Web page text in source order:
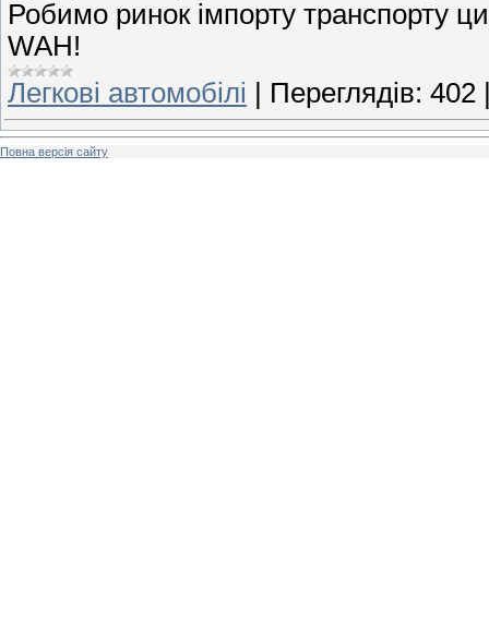
Робимо ринок імпорту транспорту
WAH!
Легкові автомобілі
Переглядів: 402
Повна версія сайту